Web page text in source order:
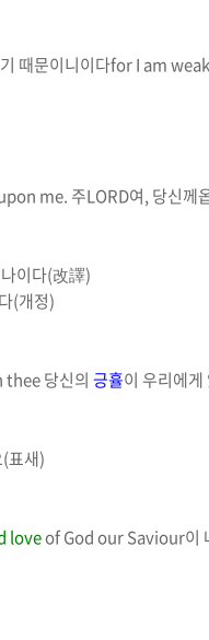
때문이니이다for I am
me. 주LORD여, 당신께
이다(改譯)
(개정)
thee당신의 긍휼이 우리에게
(표새)
loveof Godour Saviour이